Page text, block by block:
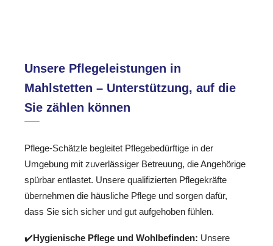
Unsere Pflegeleistungen in
Mahlstetten – Unterstützung, auf die
Sie zählen können
Pflege-Schätzle begleitet Pflegebedürftige in der
Umgebung mit zuverlässiger Betreuung, die Angehörige
spürbar entlastet. Unsere qualifizierten Pflegekräfte
übernehmen die häusliche Pflege und sorgen dafür,
dass Sie sich sicher und gut aufgehoben fühlen.
✔️Hygienische Pflege und Wohlbefinden: Unsere